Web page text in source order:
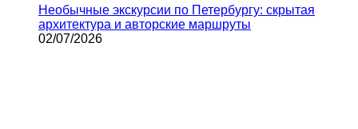
Необычные экскурсии по Петербургу: скрытая
архитектура и авторские маршруты
02/07/2026